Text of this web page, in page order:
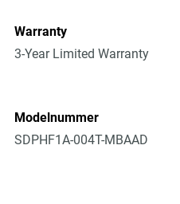
Warranty
3-Year Limited Warranty
Modelnummer
SDPHF1A-004T-MBAAD